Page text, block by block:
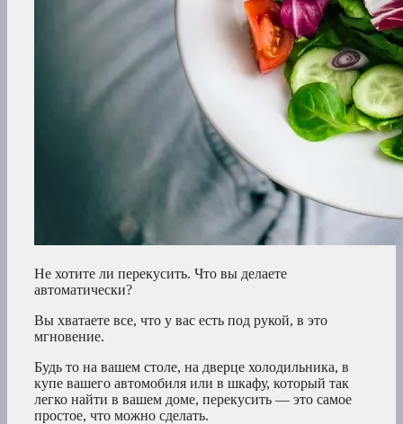
Не хотите ли перекусить. Что вы делаете
автоматически?
Вы хватаете все, что у вас есть под рукой, в это
мгновение.
Будь то на вашем столе, на дверце холодильника, в
купе вашего автомобиля или в шкафу, который так
легко найти в вашем доме, перекусить — это самое
простое, что можно сделать.